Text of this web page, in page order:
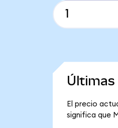
El precio
significa que